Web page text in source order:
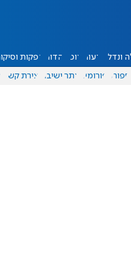
ונדל"ן דעות אוכל יהדות הפקות
ספורט פורומים אתר ישיבה יצירת קשר